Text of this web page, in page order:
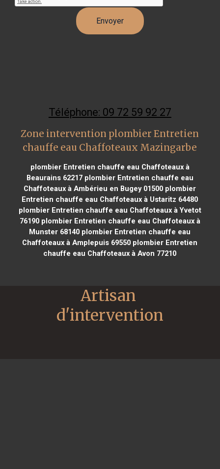
Téléphone: 09 72 59 92 27
Zone intervention plombier Entretien
chauffe eau Chaffoteaux Mazingarbe
plombier Entretien chauffe eau Chaffoteaux à
Beaurains 62217plombier Entretien chauffe eau
Chaffoteaux à Ambérieu en Bugey 01500 plombier
Entretien chauffe eau Chaffoteaux à Ustaritz 64480
plombier Entretien chauffe eau Chaffoteaux à Yvetot
76190plombier Entretien chauffe eau Chaffoteaux à
Munster 68140 plombier Entretien chauffe eau
Chaffoteaux à Amplepuis 69550 plombier Entretien
chauffe eau Chaffoteaux à Avon 77210
Artisan
d'intervention